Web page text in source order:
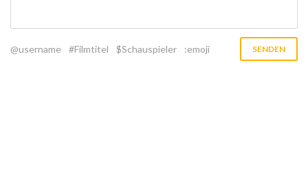
@username #Filmtitel $Schauspieler :emoji